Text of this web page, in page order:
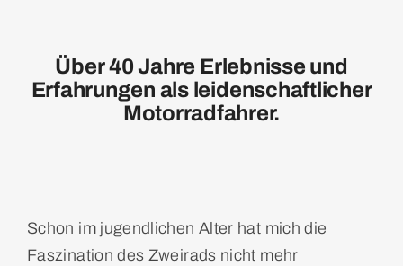
Kontakt
Über 40 Jahre Erlebnisse und
Erfahrungen als leidenschaftlicher
Motorradfahrer.
Schon im jugendlichen Alter hat mich die
Faszination des Zweirads nicht mehr